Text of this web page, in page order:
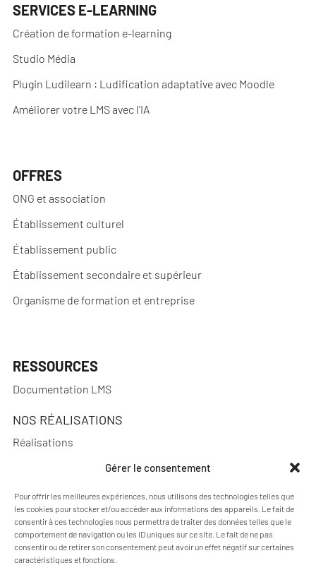
Gérer le consentement
Pour offrir les meilleures expériences, nous utilisons des technologies telles que
les cookies pour stocker et/ou accéder aux informations des appareils. Le fait de
consentir à ces technologies nous permettra de traiter des données telles que le
comportement de navigation ou les ID uniques sur ce site. Le fait de ne pas
consentir ou de retirer son consentement peut avoir un effet négatif sur certaines
caractéristiques et fonctions.
SERVICES E-LEARNING
Création de formation e-learning
Studio Média
Plugin Ludilearn : Ludification adaptative avec Moodle
Améliorer votre LMS avec l’IA
OFFRES
ONG et association
Établissement culturel
Établissement public
Établissement secondaire et supérieur
Organisme de formation et entreprise
RESSOURCES
Documentation LMS
NOS RÉALISATIONS
Réalisations
A PROPOS
Actualités
Qui sommes-nous ?